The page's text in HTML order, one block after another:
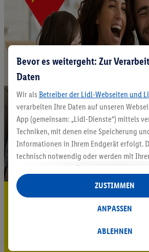
5.95 € Versand
Jetzt zum Newsletter
Bevor es weitergeht: Zur
Daten
Wir als Betreiber der Lidl-Webseiten und
verarbeiten Ihre Daten auf unseren
App (gemeinsam: „Lidl-Dienste“) mittels
Techniken, mit denen eine Speicherung
Informationen in Ihrem Endgerät erfolgt.
technisch notwendig oder werden mit
auch durch Partner (u.a.
Verantwortliche; im Zusammenhang mit
insgesamt
Statistik-Erstellung oder für
Datenverarbeitungen für personalisierte
ABLEHNEN
ANPASSEN
ZUSTIMMEN